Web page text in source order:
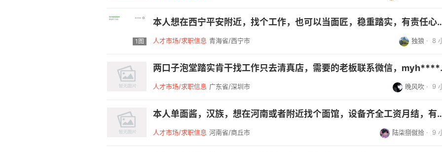
1图
本人想在西宁平安附近，找个工作
人才市场/求职信息 青海省/西宁市 独狼 · 8
两口子泡堂
人才市场/求职信息 广东省/深圳市 晚风吹 · 9
本人单面酱，汉族，想在河南或者
人才市场/求职信息 河南省/商丘市 陆柒捌僦拾 · 9